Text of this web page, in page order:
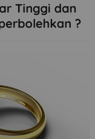
Tinggi dan
?